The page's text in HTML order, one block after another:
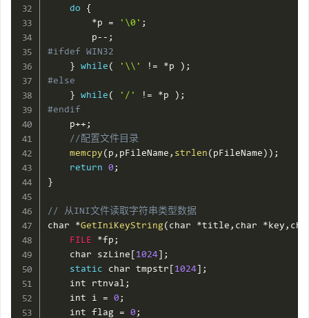
do
{
*p = '\0' ;
        p
-- ;
#ifdef WIN32
}
while ( '\\' != *p ) ;
#else
}
while ( '/' != *p ) ;
#endif
    p
++ ;
//配置文件目录
memcpy ( p , pFileName , strlen ( pFileName ) ) ;
return
0 ;
}
// 从INI文件读取字符串类型数据
char *GetIniKeyString( char *title , char *key ,
FILE
*fp ;
    char szLine
[ 1024] ;
static char tmpstr [ 1024] ;
    int rtnval
;
    int i
= 0 ;
    int flag
= 0 ;